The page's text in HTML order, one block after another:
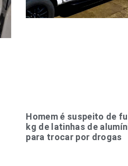
Homem é suspeito de
kg de latinhas de
para trocar por drogas